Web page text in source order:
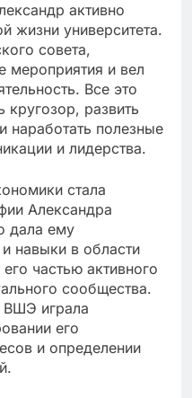
активно
жизни университета.
совета,
мероприятия и вел
Все это
развить
наработать полезные
и лидерства.
стала
Александра
дала ему
навыки в области
частью активного
сообщества.
ВШЭ играла
его
и определении